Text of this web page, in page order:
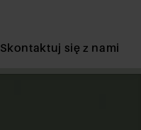
Skontaktuj się z nami